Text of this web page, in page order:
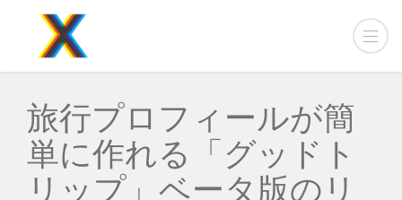
旅行プロフィールが簡
単に作れる「グッドト
リップ」ベータ版のリ